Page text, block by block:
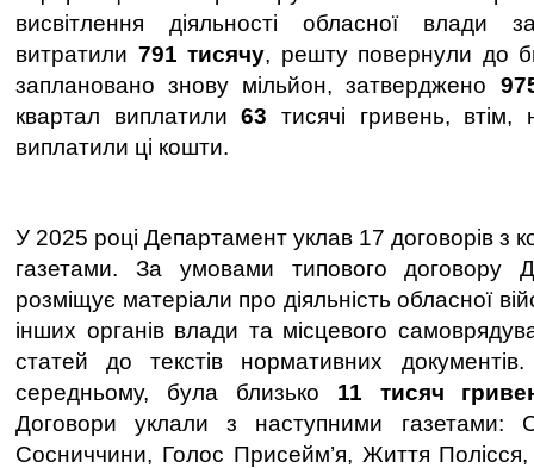
висвітлення діяльності обласної влади
витратили 791 тисячу, решту повернули до
заплановано знову мільйон, затверджено
квартал виплатили63 тисячі гривень,
виплатили ці кошти.
У 2025 році Департамент уклав 17 договорів з
газетами. За умовами типового договору
розміщує матеріали про діяльність обласної
інших органів влади та місцевого
статей до текстів нормативних
середньому, була близько 11 тисяч
Договори уклали з наступними газетами:
Сосниччини, Голос Присейм’я, Життя